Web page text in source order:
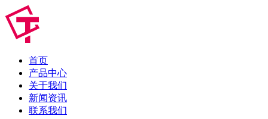
首页
产品中心
关于我们
新闻资讯
联系我们